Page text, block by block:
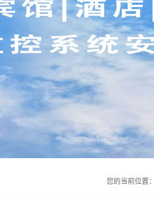
会议系统案例
综合布线系统案例
您的当前位置：